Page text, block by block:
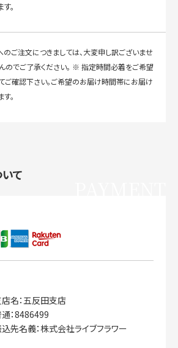
。
ご注文につきましては、大変申し訳ございませ
のでご了承ください。 ※ 指定時間必着をご希望
ご確認下さい。ご希望のお届け時間帯にお届け
。
て
名：五反田支店
：8486499
先名義：株式会社ライブフラワー